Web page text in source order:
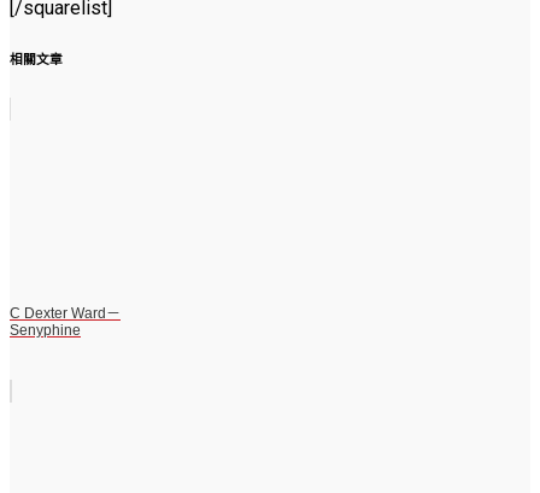
[/squarelist]
相關文章
C Dexter Ward－
Senyphine